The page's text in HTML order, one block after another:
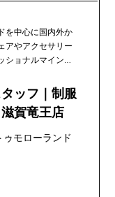
を中心に国内外か
アやアクセサリー
ショナルマインド
ッフ｜制服
賀竜王店
ゥモローランド